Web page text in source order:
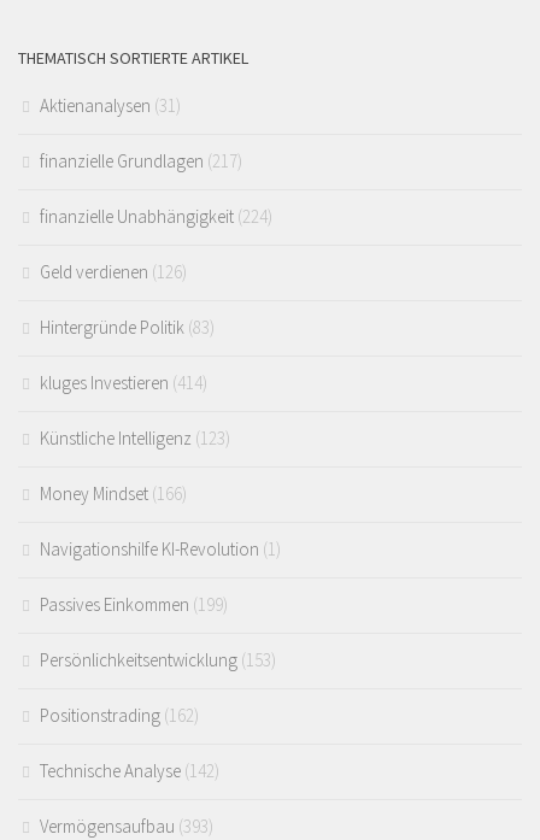
THEMATISCH SORTIERTE ARTIKEL
Aktienanalysen (31)
finanzielle Grundlagen (217)
finanzielle Unabhängigkeit (224)
Geld verdienen (126)
Hintergründe Politik (83)
kluges Investieren (414)
Künstliche Intelligenz (123)
Money Mindset (166)
Navigationshilfe KI-Revolution (1)
Passives Einkommen (199)
Persönlichkeitsentwicklung (153)
Positionstrading (162)
Technische Analyse (142)
Vermögensaufbau (393)